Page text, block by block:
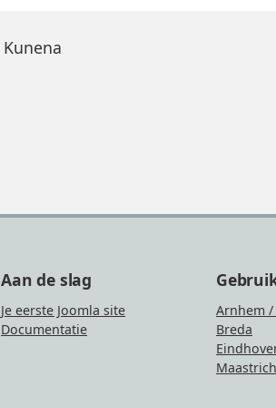
Kunena
Aan de slag
Je eerste Joomla site
Documentatie
Arnhem
Breda